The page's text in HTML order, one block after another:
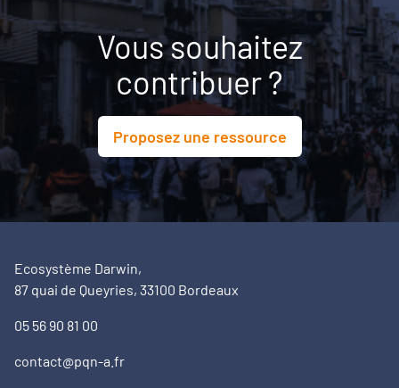
Vous souhaitez
contribuer ?
Proposez une ressource
Ecosystème Darwin,
87 quai de Queyries, 33100 Bordeaux
05 56 90 81 00
contact@pqn-a.fr